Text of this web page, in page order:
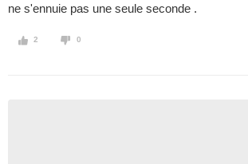
ne s'ennuie pas une seule seconde .
2 0